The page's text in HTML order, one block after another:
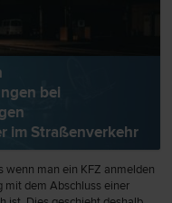
bei
im Straßenverkehr
wenn man ein KFZ anmelden
mit dem Abschluss einer